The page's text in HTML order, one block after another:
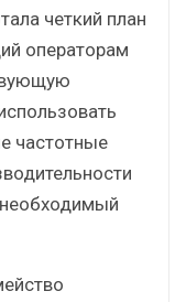
четкий план
операторам
частотные